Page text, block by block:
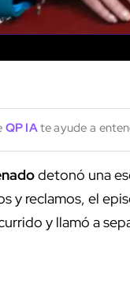
QP IAte ayude a
detonó una
y reclamos, el
y llamó a